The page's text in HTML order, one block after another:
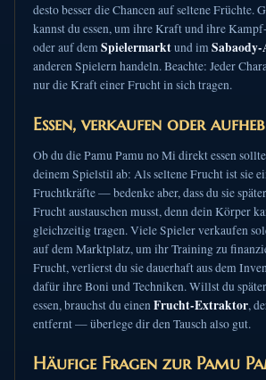
desto besser die Chancen auf seltene Früchte.
kannst du essen, um ihre Kraft und ihre
oder auf dem Spielermarktund im
anderen Spielern handeln. Beachte: Jeder
nur die Kraft einer Frucht in sich tragen.
Essen, verkaufen oder
Ob du die Pamu Pamu no Mi direkt essen
deinem Spielstil ab: Als seltene Frucht ist sie
Fruchtkräfte — bedenke aber, dass du sie
Frucht austauschen musst, denn dein Körper
gleichzeitig tragen. Viele Spieler verkaufen
auf dem Marktplatz, um ihr Training zu
Frucht, verlierst du sie dauerhaft aus dem
dafür ihre Boni und Techniken. Willst du
essen, brauchst du einenFrucht-Extraktor,
entfernt — überlege dir den Tausch also gut.
Häufige Fragen zur Pamu